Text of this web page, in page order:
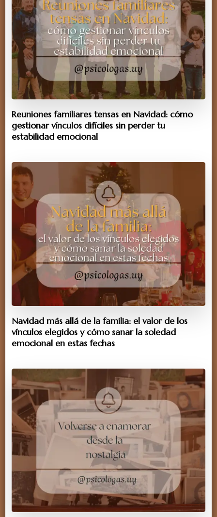
Reuniones familiares tensas en Navidad: cómo
gestionar vínculos difíciles sin perder tu
estabilidad emocional
Navidad más allá de la familia: el valor de los
vínculos elegidos y cómo sanar la soledad
emocional en estas fechas